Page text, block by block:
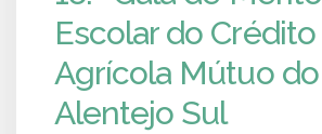
Escolar do Crédito
Agrícola Mútuo do
Alentejo Sul